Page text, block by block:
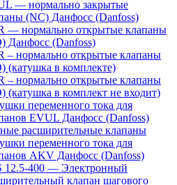
— нормально закрытые
(NC) Данфосс (Danfoss)
— нормально открытые клапаны
Данфосс (Danfoss)
– нормально открытые клапаны
(катушка в комплекте)
– нормально открытые клапаны
(катушка в комплект не входит)
переменного тока для
EVUL Данфосс (Danfoss)
расширительные клапаны
переменного тока для
AKV Данфосс (Danfoss)
12.5-400 — Электронный
клапан шагового